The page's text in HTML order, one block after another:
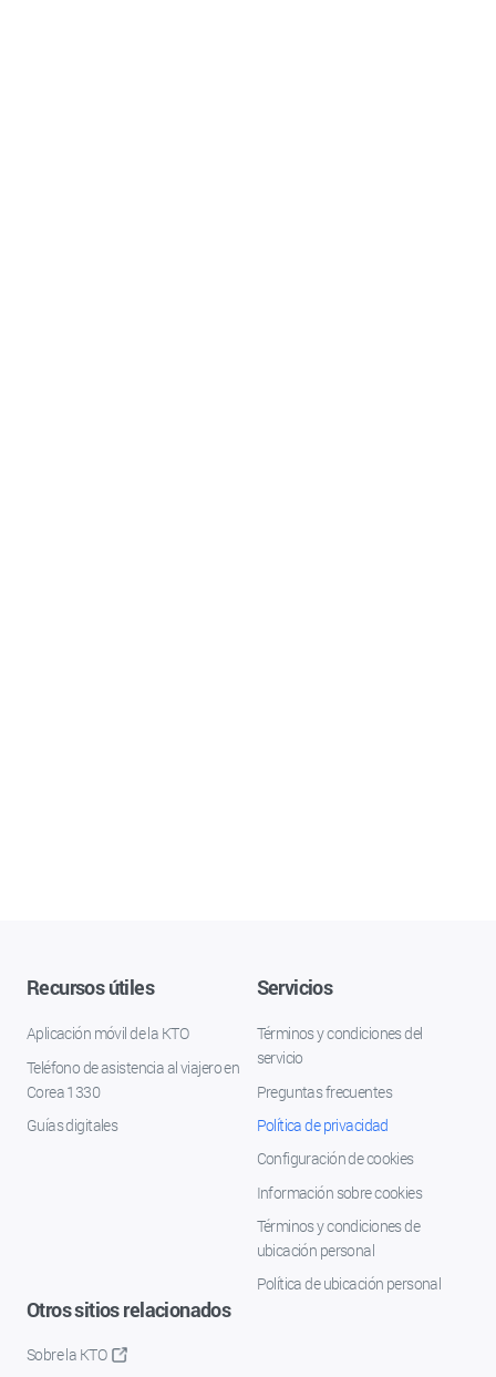
Recursos útiles
Aplicación móvil de la KTO
Teléfono de asistencia al viajero en
Corea 1330
Guías digitales
Servicios
Términos y condiciones del
servicio
Preguntas frecuentes
Política de privacidad
Configuración de cookies
Información sobre cookies
Términos y condiciones de
ubicación personal
Política de ubicación personal
Otros sitios relacionados
Sobre la KTO